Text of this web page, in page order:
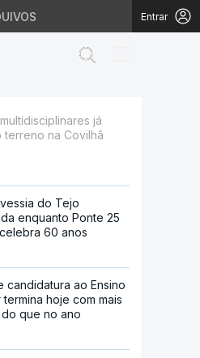
Entrar
já
terreno na Covilhã
do Tejo
enquanto Ponte 25
60 anos
candidatura ao Ensino
hoje com mais
que no ano